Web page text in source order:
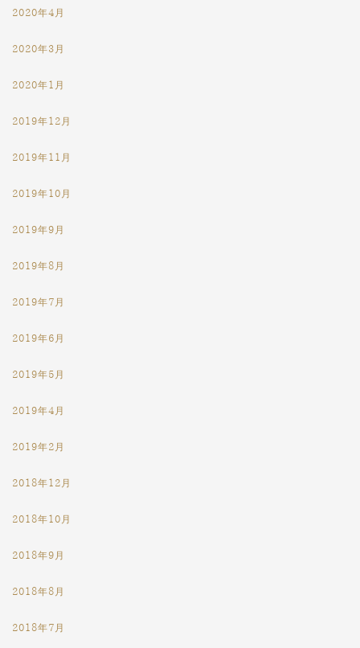
2020年4月
2020年3月
2020年1月
2019年12月
2019年11月
2019年10月
2019年9月
2019年8月
2019年7月
2019年6月
2019年5月
2019年4月
2019年2月
2018年12月
2018年10月
2018年9月
2018年8月
2018年7月